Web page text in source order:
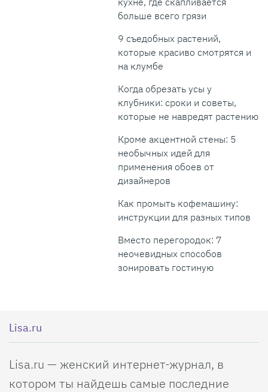
больше всего грязи
9 съедобных растений,
которые красиво смотрятся и
на клумбе
Когда обрезать усы у
клубники: сроки и советы,
которые не навредят растению
Кроме акцентной стены: 5
необычных идей для
применения обоев от
дизайнеров
Как промыть кофемашину:
инструкции для разных типов
Вместо перегородок: 7
неочевидных способов
зонировать гостиную
Lisa.ru
Lisa.ru — женский интернет-журнал, в
котором ты найдешь самые последние